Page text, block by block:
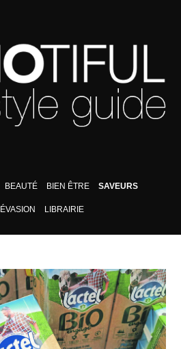
BEAUTÉ BIEN ÊTRE SAVEURS
ÉVASION LIBRAIRIE